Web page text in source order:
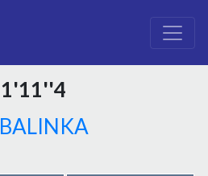
1'11''4
BALINKA